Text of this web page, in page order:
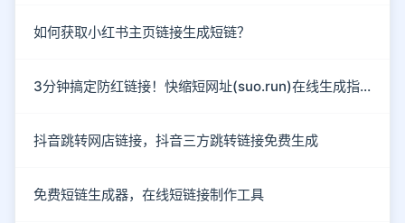
如何获取小红书主页链接生成短链？
3分钟搞定防红链接！快缩短网址(suo.run)在线生成指南
抖音跳转网店链接，抖音三方跳转链接免费生成
免费短链生成器，在线短链接制作工具